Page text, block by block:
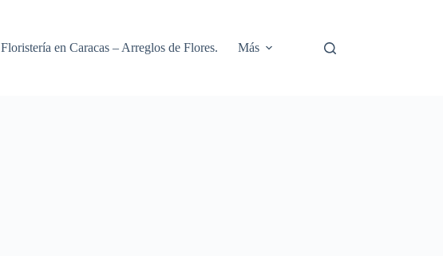
Floristería en Caracas – Arreglos de Flores. Más